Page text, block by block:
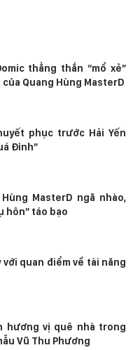
thẳng thắn “mổ xẻ”
Quang Hùng MasterD
phục trước Hải Yến
Đỉnh”
MasterD ngã nhào,
hôn” táo bạo
với quan điểm về tài năng
hương vị quê nhà trong
Vũ Thu Phương